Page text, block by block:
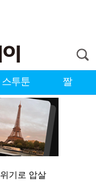
스투툰 짤
기로 압살